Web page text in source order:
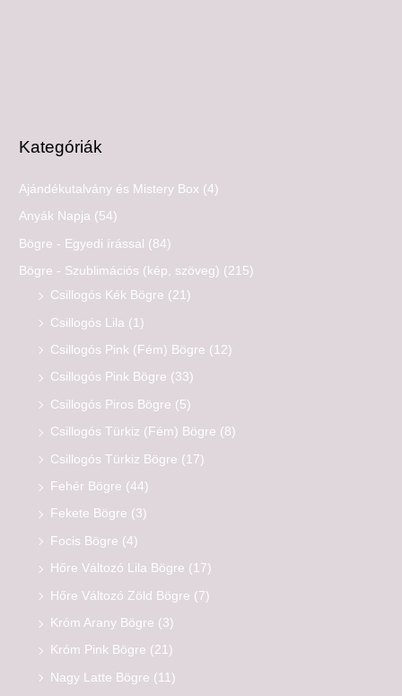
Kategóriák
Ajándékutalvány és Mistery Box (4)
Anyák Napja (54)
Bögre - Egyedi írással (84)
Bögre - Szublimációs (kép, szöveg) (215)
Csillogós Kék Bögre (21)
Csillogós Lila (1)
Csillogós Pink (Fém) Bögre (12)
Csillogós Pink Bögre (33)
Csillogós Piros Bögre (5)
Csillogós Türkiz (Fém) Bögre (8)
Csillogós Türkiz Bögre (17)
Fehér Bögre (44)
Fekete Bögre (3)
Focis Bögre (4)
Hőre Változó Lila Bögre (17)
Hőre Változó Zöld Bögre (7)
Króm Arany Bögre (3)
Króm Pink Bögre (21)
Nagy Latte Bögre (11)